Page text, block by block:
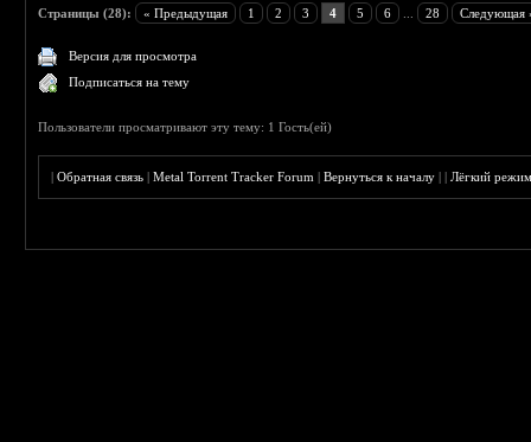
Страницы (28): « Предыдущая 1 2 3 4 5 6 28 Следующая
Версия для просмотра
Подписаться на тему
Пользователи просматривают эту тему: 1 Гость(ей)
|Обратная связь |Metal Torrent Tracker Forum |Вернуться к началу ||Лёгкий